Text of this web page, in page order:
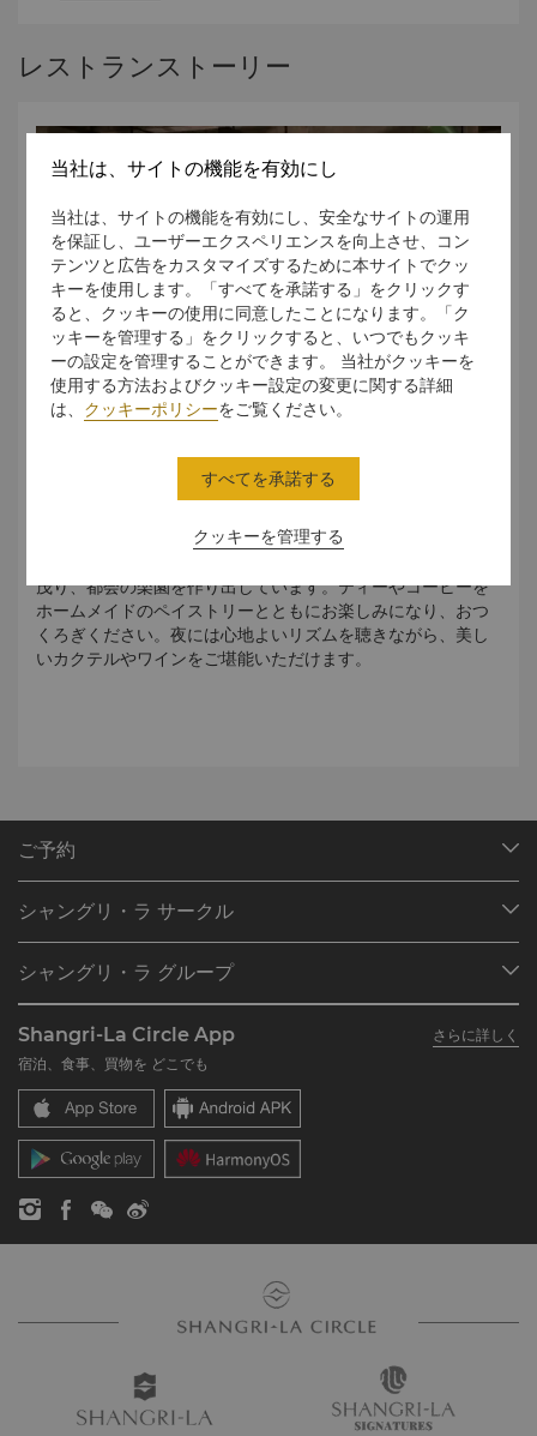
レストランストーリー
くつろぎの空間で美味しい料理をお楽しみくだ
ロビーラウンジは工業的な構造の中の植物園を彷彿させま
茂り、都会の楽園を作り出しています。ティーやコーヒーを
ホームメイドのペイストリーとともにお楽しみになり、おつ
くろぎください。夜には心地よいリズムを聴きながら、美し
いカクテルやワインをご堪能いただけます。
ご予約
ご予約の検索
レストラン＆バー
シャングリ・ラ サークル
シャングリ・ラ サークルに入会
よくあるお問合せや質問
SLCに関するお問い合わせ
シャングリ・ラ グループ
シャングリ・ラ ブランド
シャングリ・ラ センター
レジデンス
お問い合わせ
採用情報
企業の社会的責任
ニュース
Shangri-La Circle App
さらに詳しく
宿泊、食事、買物を どこでも
当社は、サイトの機能を有効にし
当社は、サイトの機能を有効にし、安全なサイトの運用
を保証し、ユーザーエクスペリエンスを向上させ、コン
テンツと広告をカスタマイズするために本サイトでクッ
キーを使用します。「すべてを承諾する」をクリックす
ると、クッキーの使用に同意したことになります。「ク
ッキーを管理する」をクリックすると、いつでもクッキ
ーの設定を管理することができます。 当社がクッキーを
使用する方法およびクッキー設定の変更に関する詳細
は、 クッキーポリシーをご覧ください。
クッキーを管理する
すべてを承諾する